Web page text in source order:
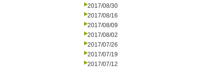
2017/08/30
2017/08/16
2017/08/09
2017/08/02
2017/07/26
2017/07/19
2017/07/12